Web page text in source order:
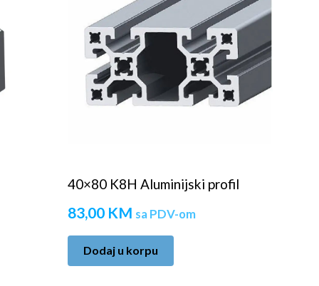
40×80 K8H Aluminijski profil
83,00 KM sa PDV-om
Dodaj u korpu